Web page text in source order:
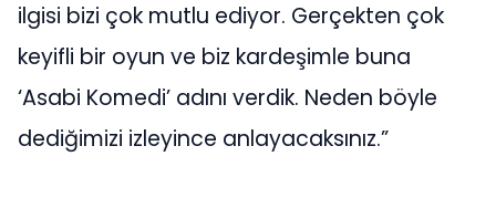
ilgisi bizi çok mutlu ediyor. Gerçekten çok
keyifli bir oyun ve biz kardeşimle buna
‘Asabi Komedi’ adını verdik. Neden böyle
dediğimizi izleyince anlayacaksınız.”